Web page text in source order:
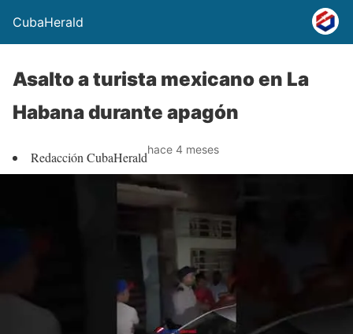
CubaHerald
Asalto a turista mexicano en La
Habana durante apagón
Redacción CubaHeraldhace 4 meses